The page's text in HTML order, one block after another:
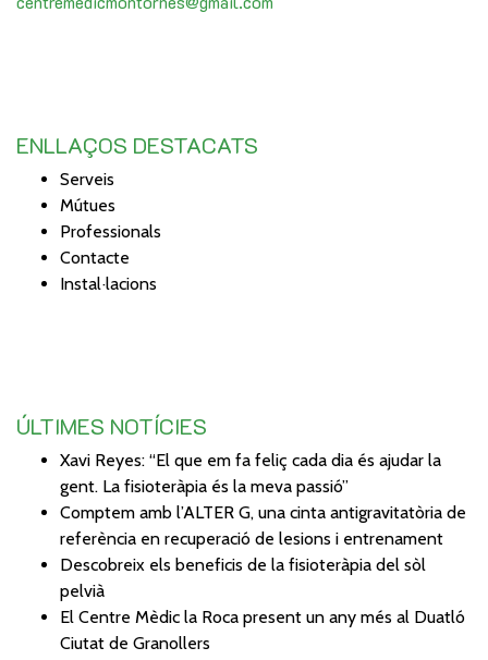
ENLLAÇOS DESTACATS
Serveis
Mútues
Professionals
Contacte
Instal·lacions
ÚLTIMES NOTÍCIES
Xavi Reyes: “El que em fa feliç cada dia és ajudar la
gent. La fisioteràpia és la meva passió”
Comptem amb l’ALTER G, una cinta antigravitatòria de
referència en recuperació de lesions i entrenament
Descobreix els beneficis de la fisioteràpia del sòl
pelvià
El Centre Mèdic la Roca present un any més al Duatló
Ciutat de Granollers